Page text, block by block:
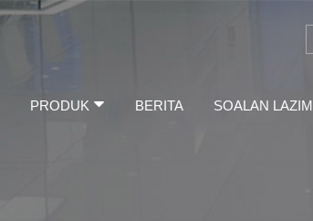
PRODUK BERITA SOALAN LAZIM